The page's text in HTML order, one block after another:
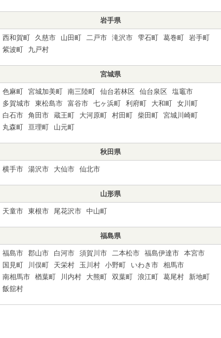
岩手県
西和賀町 久慈市 山田町 二戸市 滝沢市 雫石町 葛巻町
岩手町
紫波町
九戸村
宮城県
色麻町 宮城加美町 南三陸町 仙台若林区 仙台泉区
塩竈市
多賀城市
東松島市 富谷市 七ヶ浜町 利府町 大和町
女川町
白石市
角田市 蔵王町 大河原町 村田町 柴田町
宮城川崎町
丸森町
亘理町 山元町
秋田県
横手市 湯沢市 大仙市 仙北市
山形県
天童市 東根市 尾花沢市 中山町
福島県
福島市 郡山市 白河市 須賀川市 二本松市 福島伊達市
本宮市
国見町
川俣町 天栄村 玉川村 小野町 いわき市
相馬市
南相馬市
楢葉町 川内村 大熊町 双葉町 浪江町 葛尾村
新地町
飯舘村